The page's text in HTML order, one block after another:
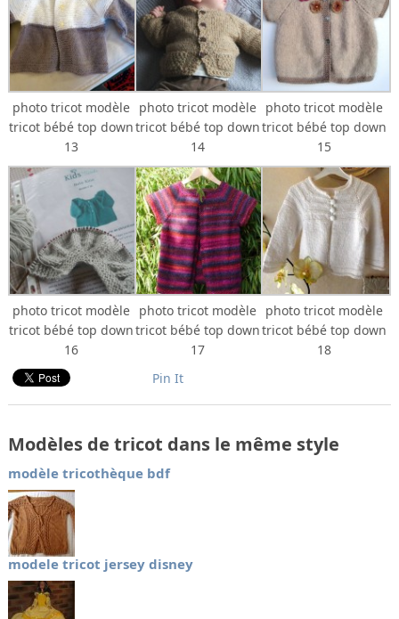
photo tricot modèle
tricot bébé top down
13
photo tricot modèle
tricot bébé top down
14
photo tricot modèle
tricot bébé top down
15
photo tricot modèle
tricot bébé top down
16
photo tricot modèle
tricot bébé top down
17
photo tricot modèle
tricot bébé top down
18
Pin It
Modèles de tricot dans le même style
modèle tricothèque bdf
modele tricot jersey disney